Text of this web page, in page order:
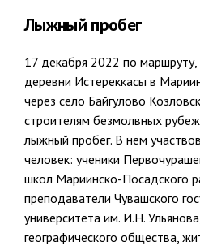
Лыжный пробег
17 декабря 2022 по
деревни Истереккасы в
через село Байгулово
строителям безмолвных
лыжный пробег. В нем
человек: ученики
школ Мариинско-Посадского
преподаватели Чувашского
университета им. И.Н.
географического общества,